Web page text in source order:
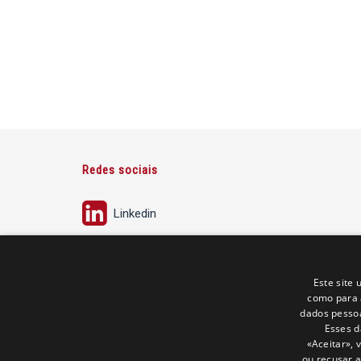
Redes sociais
Linkedin
Este site
como para
dados
Esses
«Aceitar»,